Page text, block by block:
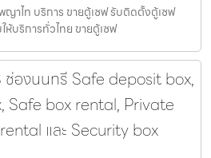
ญาไท บริการ ขายตู้เซฟ รับติดตั้งตู้เซฟ
บริการทั่วไทย ขายตู้เซฟ
ช่องนนทรี Safe deposit box,
Safe box rental, Private
และ Security box